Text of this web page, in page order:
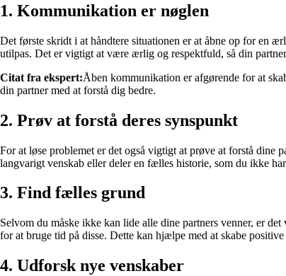
1. Kommunikation er nøglen
Det første skridt i at håndtere situationen er at åbne op for en
utilpas. Det er vigtigt at være ærlig og respektfuld, så din
Citat fra ekspert:Åben kommunikation er afgørende for at
din partner med at forstå dig bedre.
2. Prøv at forstå deres synspunkt
For at løse problemet er det også vigtigt at prøve at forstå dine
langvarigt venskab eller deler en fælles historie, som du ikke
3. Find fælles grund
Selvom du måske ikke kan lide alle dine partners venner, er
for at bruge tid på disse. Dette kan hjælpe med at skabe
4. Udforsk nye venskaber